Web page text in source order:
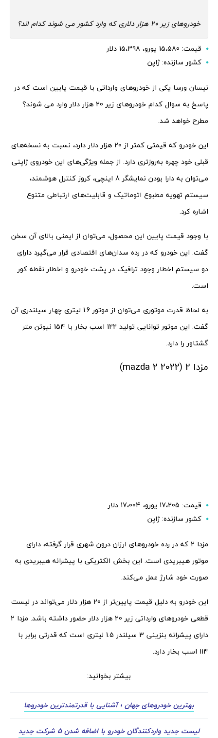
خودروهای زیر 20 هزار دلاری که وارد کشور می شوند کدام اند؟
قیمت: 15،580 یورو، 15،398 دلار
کشور سازنده: ژاپن
نیسان ورسا یکی از خودروهای وارداتی با قیمت پایین است که در
پاسخ به سوال کدام خودروهای زیر 20 هزار دلار وارد می شوند؟
مطرح خواهد شد.
این خودرو که قیمتی کمتر از 20 هزار دلار دارد، نسبت به نسخه‌های
قبلی خود چهره به‌روزتری دارد. از جمله ویژگی‌های این خودروی ژاپنی
می‌توان به دارا بودن نمایشگر 8 اینچی، کروز کنترل هوشمند،
سیستم تهویه مطبوع اتوماتیک و قابلیت‌های ارتباطی متنوع
اشاره کرد.
با وجود قیمت پایین این محصول، می‌توان از ایمنی بالای آن سخن
گفت. این خودرو که در رده سدان‌های اقتصادی قرار می‌گیرد دارای
دو سیستم اخطار وجود ترافیک در پشت خودرو و اخطار نقطه کور
است.
به لحاظ قدرت موتوری می‌توان از موتور 1.6 لیتری چهار سیلندری آن
گفت. این موتور توانایی تولید 122 اسب بخار با 154 نیوتن متر
گشتاور را دارد.
مزدا 2 (mazda 2 2022)
قیمت: 17،205 یورو، 17،004 دلار
کشور سازنده: ژاپن
مزدا 2 که در رده خودروهای ارزان درون شهری قرار گرفته، دارای
موتور هیبریدی است. این بخش الکتریکی با پیشرانه هیبریدی به
صورت خود شارژ عمل می‌کند.
این خودرو به دلیل قیمت پایین‌تر از 20 هزار دلار می‌تواند در لیست
قطعی خودروهای وارداتی زیر 20 هزار دلار حضور داشته باشد. مزدا 2
دارای پیشرانه بنزینی 3 سیلندر 1.5 لیتری است که قدرتی برابر با
114 اسب بخار دارد.
بیشتر بخوانید:
بهترین خودروهای جهان ؛ آشنایی با قدرتمندترین خودروها
لیست جدید واردکنندگان خودرو با اضافه شدن 5 شرکت جدید